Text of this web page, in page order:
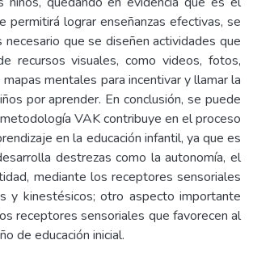
permitirá lograr enseñanzas efectivas, se
que se diseñen actividades que
recursos visuales, como videos, fotos,
mentales para incentivar y llamar la
por aprender. En conclusión, se puede
VAK contribuye en el proceso
en la educación infantil, ya que es
destrezas como la autonomía, el
mediante los receptores sensoriales
y kinestésicos; otro aspecto importante
receptores sensoriales que favorecen al
de educación inicial.